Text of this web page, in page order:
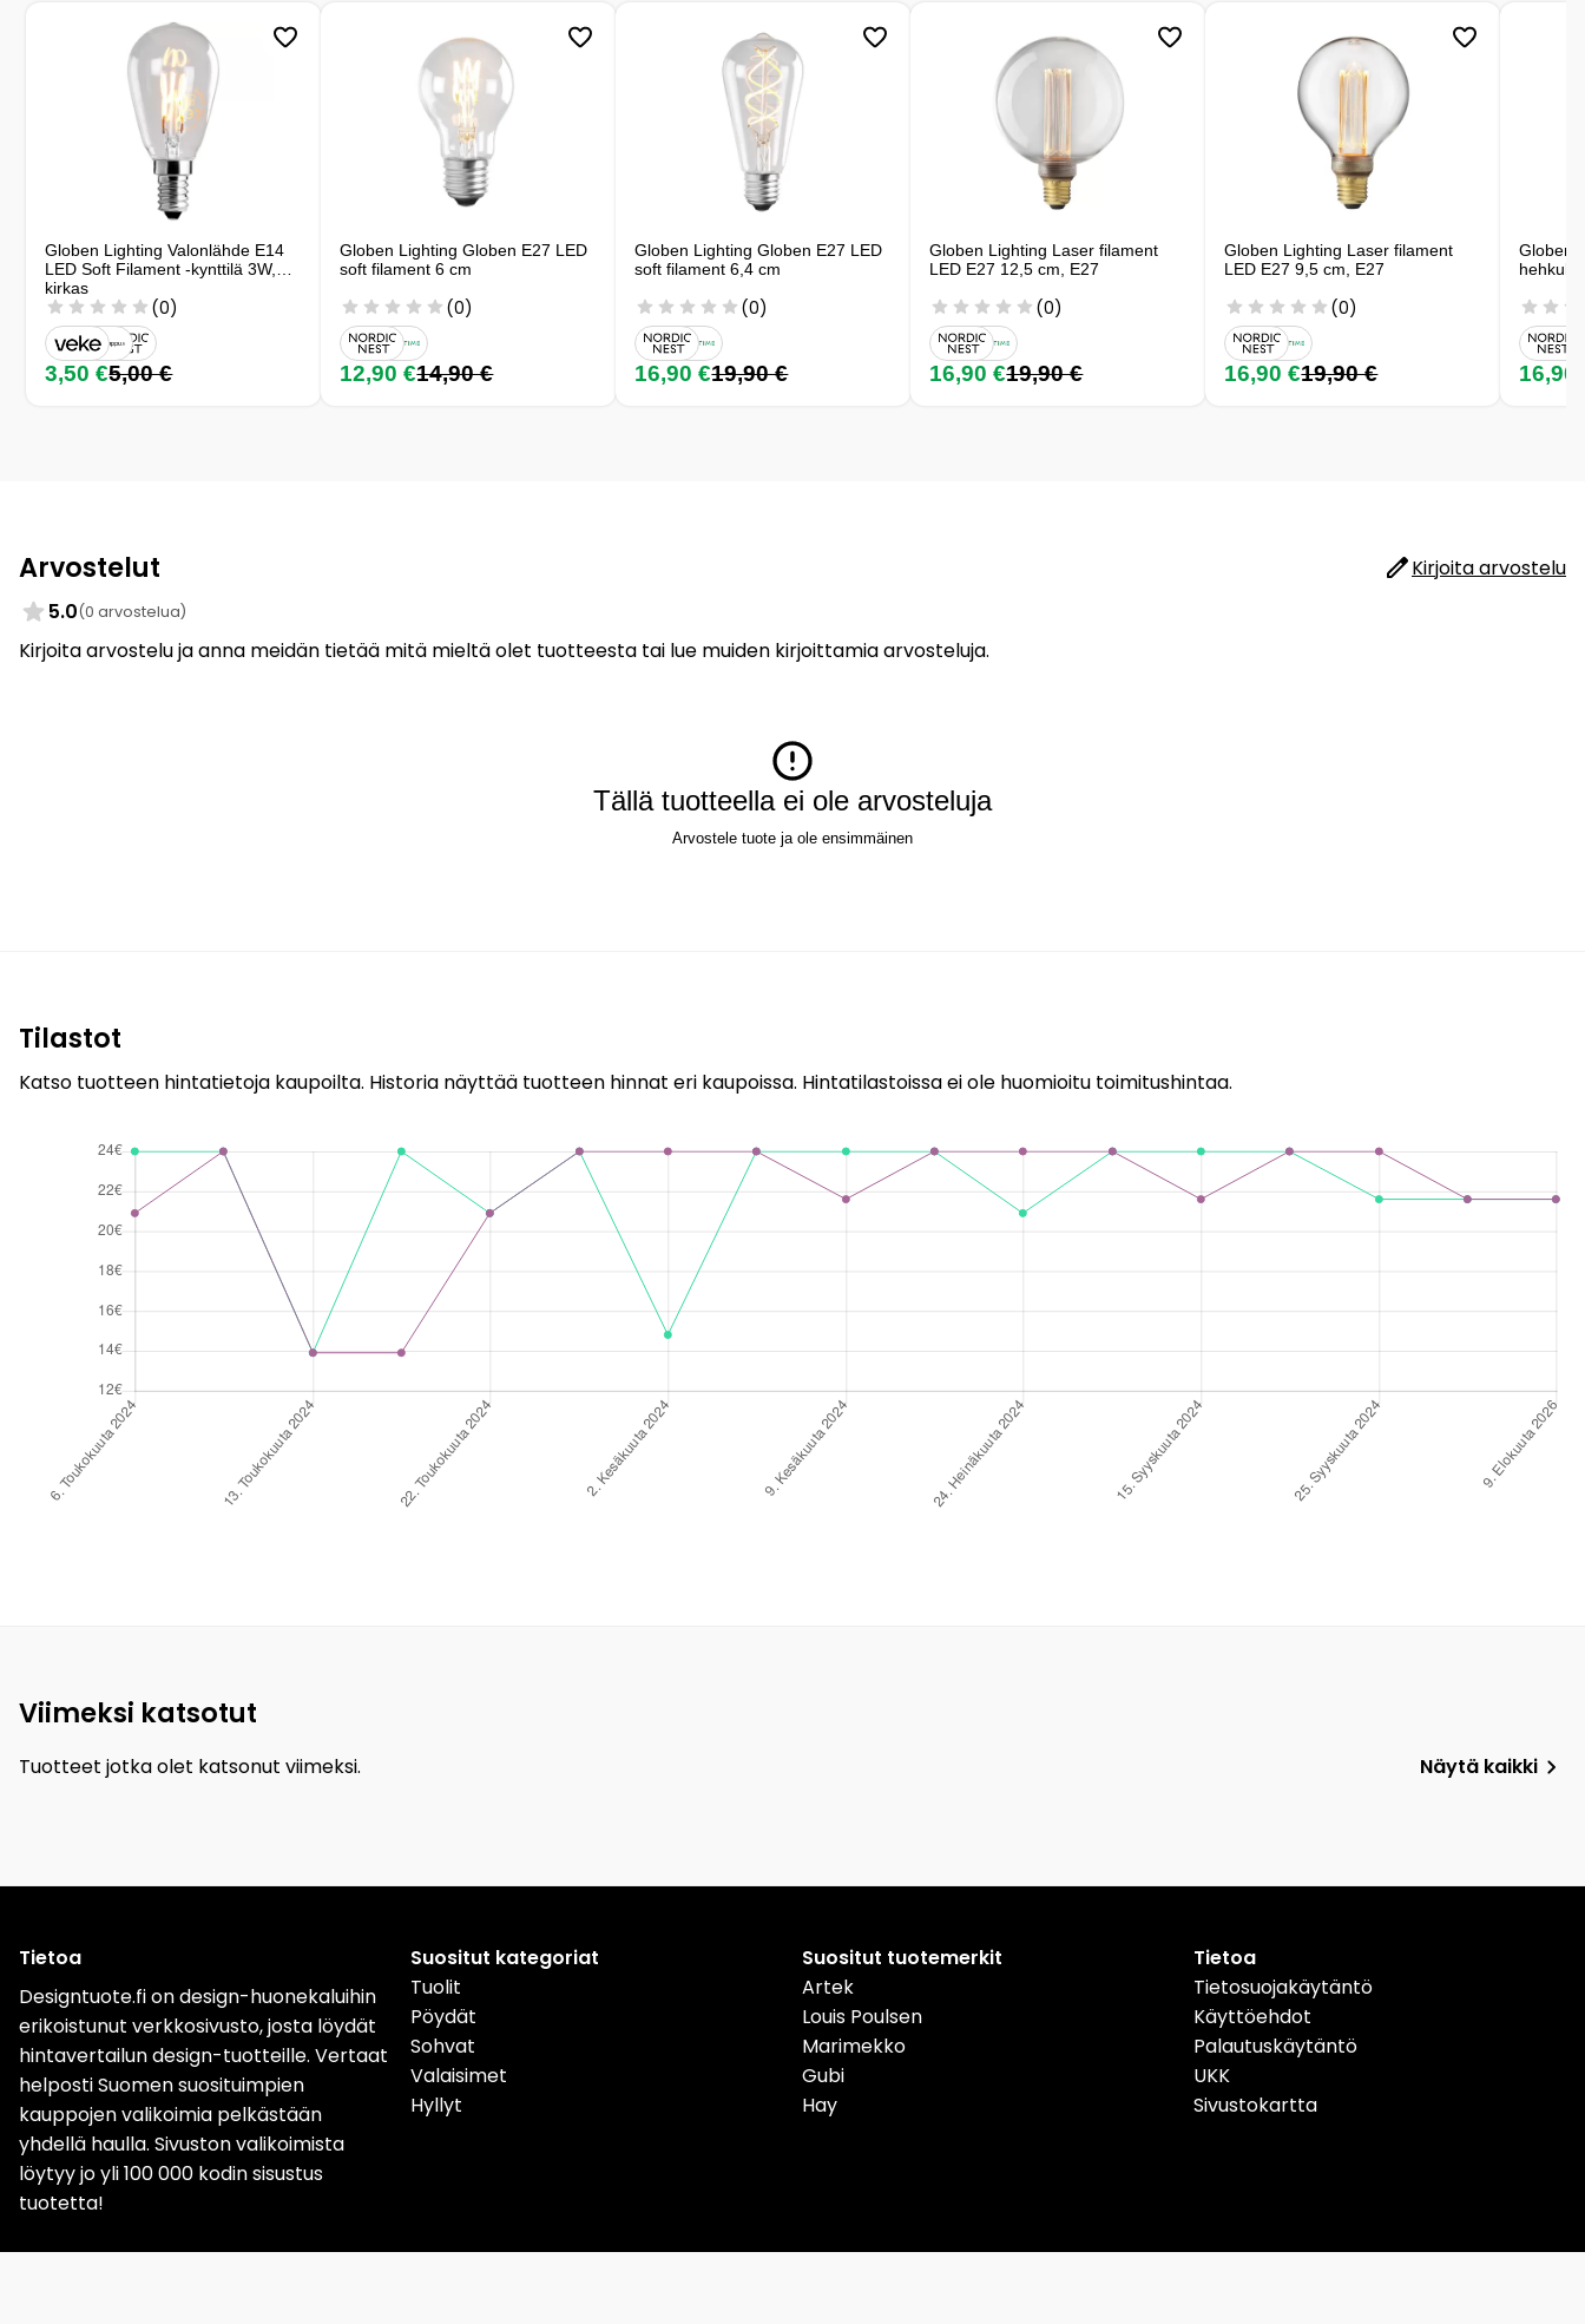
Globen Lighting Valonlähde E14
LED Soft Filament -kynttilä 3W,
kirkas
(0)
3,50 €5,00 €
Globen Lighting Globen E27 LED
soft filament 6 cm
(0)
12,90 €14,90 €
Globen Lighting Globen E27 LED
soft filament 6,4 cm
(0)
16,90 €19,90 €
Globen Lighting Laser filament
LED E27 12,5 cm, E27
(0)
16,90 €19,90 €
Globen Lighting Laser filament
LED E27 9,5 cm, E27
(0)
16,90 €19,90 €
Globen
16,90
Arvostelut
Kirjoita arvostelu
5.0(0 arvostelua)
Kirjoita arvostelu ja anna meidän tietää mitä mieltä olet tuotteesta tai lue muiden kirjoittamia arvosteluja.
Tällä tuotteella ei ole arvosteluja
Arvostele tuote ja ole ensimmäinen
Tilastot
Katso tuotteen hintatietoja kaupoilta. Historia näyttää tuotteen hinnat eri kaupoissa. Hintatilastoissa ei ole huomioitu toimitushintaa.
Viimeksi katsotut
Tuotteet jotka olet katsonut viimeksi. Näytä kaikki
Tietoa
Designtuote.fi on design-huonekaluihin
erikoistunut verkkosivusto, josta löydät
hintavertailun design-tuotteille. Vertaat
helposti Suomen suosituimpien
kauppojen valikoimia pelkästään
yhdellä haulla. Sivuston valikoimista
löytyy jo yli 100 000 kodin sisustus
tuotetta!
Suositut kategoriat
Tuolit
Pöydät
Sohvat
Valaisimet
Hyllyt
Suositut tuotemerkit
Artek
Louis Poulsen
Marimekko
Gubi
Hay
Tietoa
Tietosuojakäytäntö
Käyttöehdot
Palautuskäytäntö
UKK
Sivustokartta